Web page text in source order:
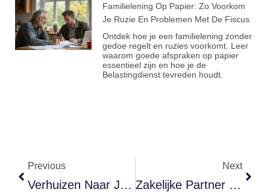
Familielening Op Papier: Zo Voorkom
Je Ruzie En Problemen Met De Fiscus
Ontdek hoe je een familielening zonder
gedoe regelt en ruzies voorkomt. Leer
waarom goede afspraken op papier
essentieel zijn en hoe je de
Belastingdienst tevreden houdt.
Previous
Verhuizen Naar Je Nieuwe Huis: Vergeet Deze Kosten En Verzekeringen Niet
Next
Zakelijke Partner Overlijdt? Zo Voorkom Je Financiële Stress Met Een Verzekering